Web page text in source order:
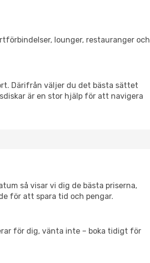
lounger, restauranger och
Därifrån väljer du det bästa sättet
är en stor hjälp för att navigera
så visar vi dig de bästa priserna,
för att spara tid och pengar.
för dig, vänta inte – boka tidigt för